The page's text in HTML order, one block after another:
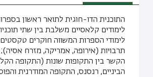
התוכנית הדו-חוגית לתואר ראשון
לימודים קלאסיים משלבת בין שתי
לימודי הספרות המשווה חוקרים טקסטים
תרבויות (אירופה, אמריקה, מזרח
הקשר בין התקופות שונות (התקופה
הביניים, רנסנס, התקופה המודרנית